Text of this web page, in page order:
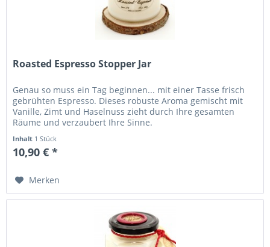
Roasted Espresso Stopper Jar
Genau so muss ein Tag beginnen... mit einer Tasse frisch
gebrühten Espresso. Dieses robuste Aroma gemischt mit
Vanille, Zimt und Haselnuss zieht durch Ihre gesamten
Räume und verzaubert Ihre Sinne.
Inhalt 1 Stück
10,90 € *
Merken